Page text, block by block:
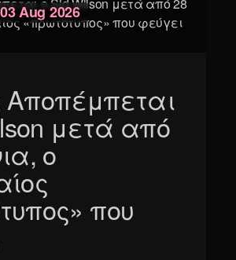
03 Aug 2026
Αποπέμπεται
μετά από
ο
που